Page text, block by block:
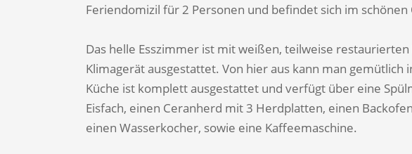
Feriendomizil für 2 Personen und befindet sich im schönen
Das helle Esszimmer ist mit weißen, teilweise
Klimagerät ausgestattet. Von hier aus kann man gemütlich
Küche ist komplett ausgestattet und verfügt über eine
Eisfach, einen Ceranherd mit 3 Herdplatten, einen
einen Wasserkocher, sowie eine Kaffeemaschine.